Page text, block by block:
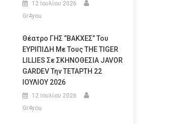
12 Ιουλίου 2026
Gr4you
Θέατρο ΓΗΣ ”ΒΑΚΧΕΣ” Του
ΕΥΡΙΠΙΔΗ Με Τους THE TIGER
LILLIES Σε ΣΚΗΝΟΘΕΣΙΑ JAVOR
GARDEV Την ΤΕΤΑΡΤΗ 22
ΙΟΥΛΙΟΥ 2026
12 Ιουλίου 2026
Gr4you